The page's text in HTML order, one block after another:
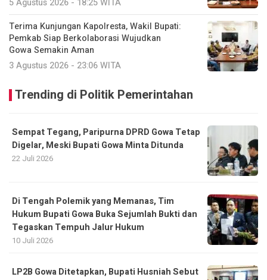
5 Agustus 2026 - 18:25 WITA
Terima Kunjungan Kapolresta, Wakil Bupati:
Pemkab Siap Berkolaborasi Wujudkan
Gowa Semakin Aman
3 Agustus 2026 - 23:06 WITA
Trending di Politik Pemerintahan
Sempat Tegang, Paripurna DPRD Gowa Tetap
Digelar, Meski Bupati Gowa Minta Ditunda
22 Juli 2026
Di Tengah Polemik yang Memanas, Tim
Hukum Bupati Gowa Buka Sejumlah Bukti dan
Tegaskan Tempuh Jalur Hukum
10 Juli 2026
LP2B Gowa Ditetapkan, Bupati Husniah Sebut